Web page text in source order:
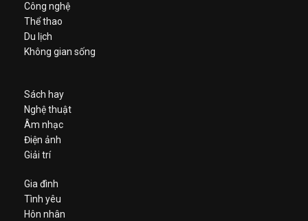
Công nghệ
Thể thao
Du lịch
Không gian sống
Sách hay
Nghệ thuật
Âm nhạc
Điện ảnh
Giải trí
Gia đình
Tình yêu
Hôn nhân